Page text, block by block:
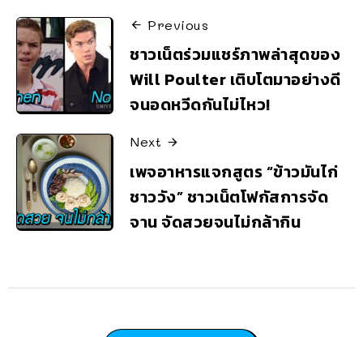
Previous
ชาวเน็ตร่วมแชร์ภาพล่าสุดของ
Will Poulter เติบโตมาอย่างดี
จนอดหวีดกันไม่ไหว!
Next
เพจอาหารแจกสูตร “ข้าวมันไก่
ชาววัง” ชาวเน็ตโฟกัสการจัด
จาน จัดสวยจนไม่กล้ากิน